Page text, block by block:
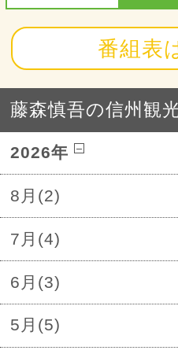
番組表
藤森慎吾の信州観
2026年
8月(2)
7月(4)
6月(3)
5月(5)